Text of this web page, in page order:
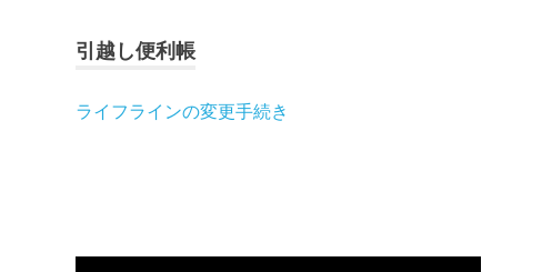
引越し便利帳
ライフラインの変更手続き